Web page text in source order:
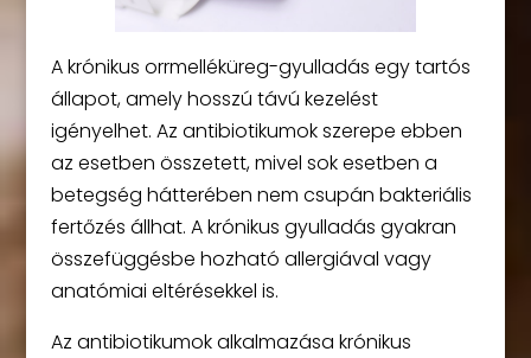
A krónikus orrmelléküreg-gyulladás egy tartós
állapot, amely hosszú távú kezelést
igényelhet. Az antibiotikumok szerepe ebben
az esetben összetett, mivel sok esetben a
betegség hátterében nem csupán bakteriális
fertőzés állhat. A krónikus gyulladás gyakran
összefüggésbe hozható allergiával vagy
anatómiai eltérésekkel is.
Az antibiotikumok alkalmazása krónikus